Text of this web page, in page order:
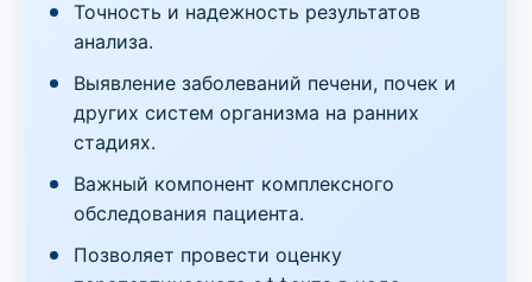
Точность и надежность результатов
анализа.
Выявление заболеваний печени, почек и
других систем организма на ранних
стадиях.
Важный компонент комплексного
обследования пациента.
Позволяет провести оценку